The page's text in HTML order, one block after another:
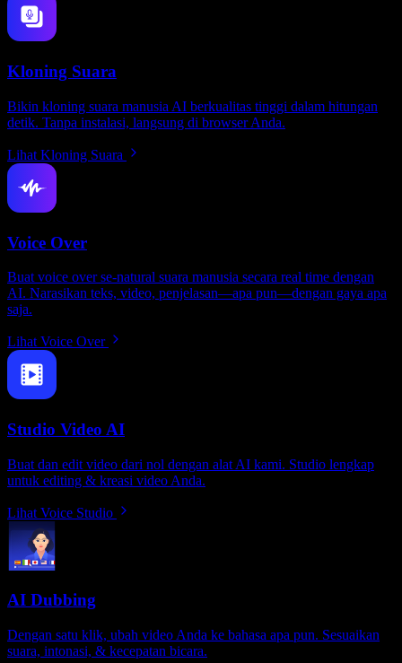
Kloning Suara
Bikin kloning suara manusia AI berkualitas tinggi dalam hitungan
detik. Tanpa instalasi, langsung di browser Anda.
Lihat Kloning Suara
Voice Over
Buat voice over se-natural suara manusia secara real time dengan
AI. Narasikan teks, video, penjelasan—apa pun—dengan gaya apa
saja.
Lihat Voice Over
Studio Video AI
Buat dan edit video dari nol dengan alat AI kami. Studio lengkap
untuk editing & kreasi video Anda.
Lihat Voice Studio
AI Dubbing
Dengan satu klik, ubah video Anda ke bahasa apa pun. Sesuaikan
suara, intonasi, & kecepatan bicara.